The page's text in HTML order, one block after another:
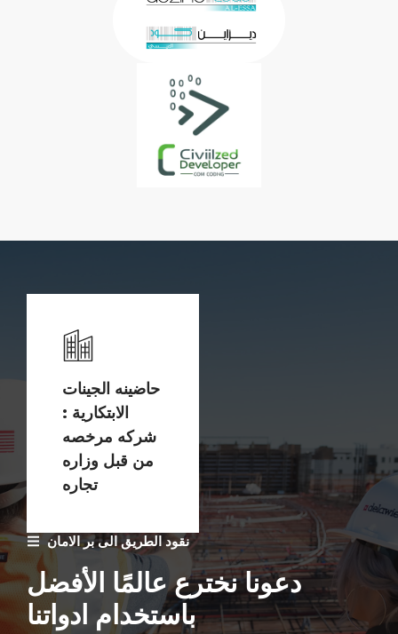
نقود الطريق الى بر الامان
دعونا نخترع عالمًا الأفضل
باستخدام ادواتنا
حاضينه الجينات
الابتكارية :
شركه مرخصه
من قبل وزاره
تجاره